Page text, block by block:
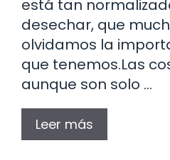
está tan
desechar, que
olvidamos la
que tenemos.Las
aunque son solo …
Leer más